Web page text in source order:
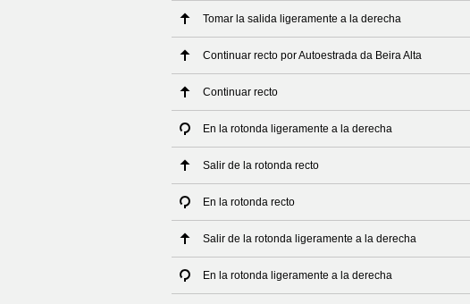
Tomar la salida ligeramente a la derecha
Continuar recto por Autoestrada da Beira Alta
Continuar recto
En la rotonda ligeramente a la derecha
Salir de la rotonda recto
En la rotonda recto
Salir de la rotonda ligeramente a la derecha
En la rotonda ligeramente a la derecha